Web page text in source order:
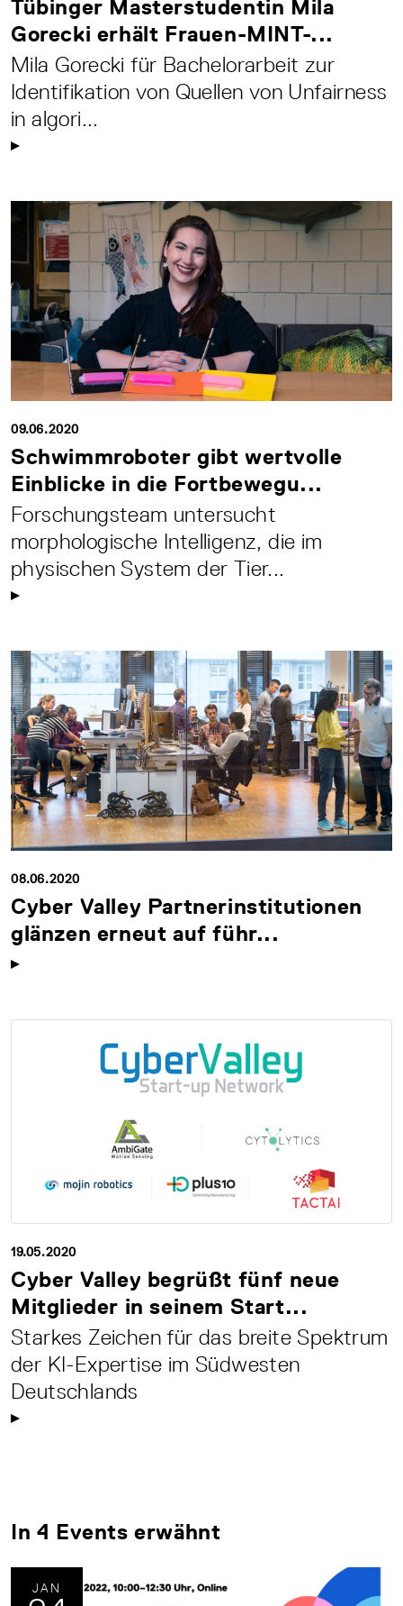
Tübinger Masterstudentin Mila
Gorecki erhält Frauen-MINT-...
Mila Gorecki für Bachelorarbeit zur
Identifikation von Quellen von Unfairness
in algori...
09.06.2020
Schwimmroboter gibt wertvolle
Einblicke in die Fortbewegu...
Forschungsteam untersucht
morphologische Intelligenz, die im
physischen System der Tier...
08.06.2020
Cyber Valley Partnerinstitutionen
glänzen erneut auf führ...
19.05.2020
Cyber Valley begrüßt fünf neue
Mitglieder in seinem Start...
Starkes Zeichen für das breite Spektrum
der KI-Expertise im Südwesten
Deutschlands
In 4 Events erwähnt
JAN